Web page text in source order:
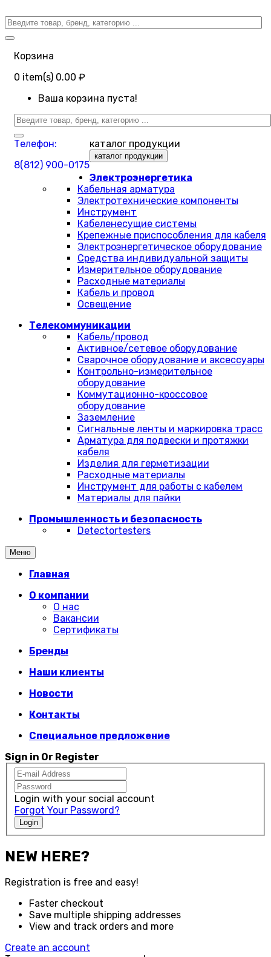
Корзина
0 item(s) 0.00 ₽
Ваша корзина пуста!
Телефон:
8(812) 900-0175
каталог продукции
каталог продукции
Электроэнергетика
Кабельная арматура
Электротехнические компоненты
Инструмент
Кабеленесущие системы
Крепежные приспособления для кабеля
Электроэнергетическое оборудование
Средства индивидуальной защиты
Измерительное оборудование
Расходные материалы
Кабель и провод
Освещение
Телекоммуникации
Кабель/провод
Активное/сетевое оборудование
Сварочное оборудование и аксессуары
Контрольно-измерительное
оборудование
Коммутационно-кроссовое
оборудование
Заземление
Сигнальные ленты и маркировка трасс
Арматура для подвески и протяжки
кабеля
Изделия для герметизации
Расходные материалы
Инструмент для работы с кабелем
Материалы для пайки
Промышленность и безопасность
Detectortesters
Меню
Главная
О компании
О нас
Вакансии
Сертификаты
Бренды
Наши клиенты
Новости
Контакты
Специальное предложение
Sign in Or Register
Login with your social account
Forgot Your Password?
Login
NEW HERE?
Registration is free and easy!
Faster checkout
Save multiple shipping addresses
View and track orders and more
Create an account